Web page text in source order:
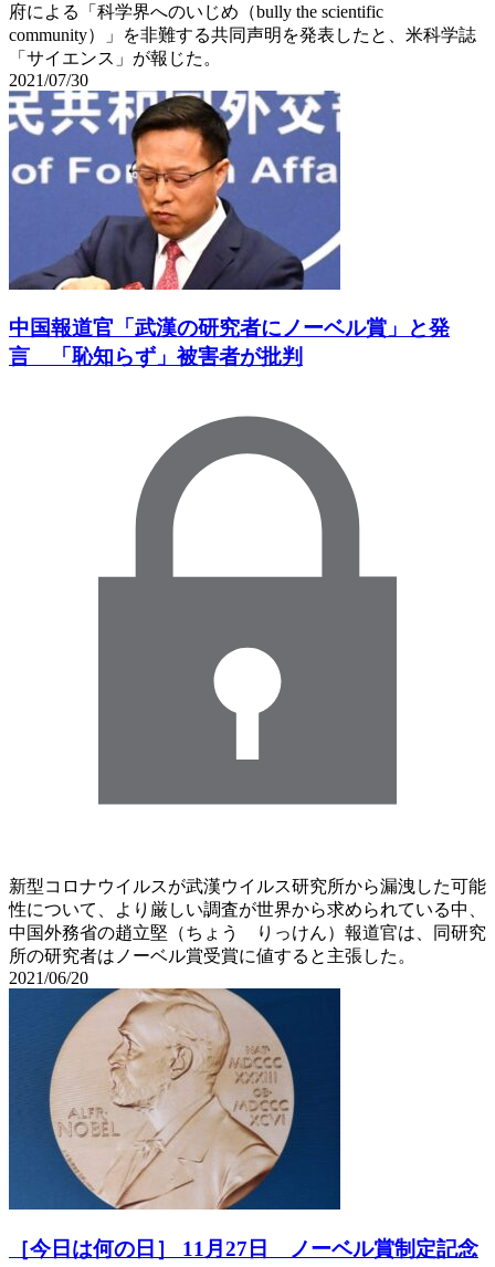
府による「科学界へのいじめ（bully the scientific
community）」を非難する共同声明を発表したと、米科学誌
「サイエンス」が報じた。
2021/07/30
中国報道官「武漢の研究者にノーベル賞」と発
言 「恥知らず」被害者が批判
新型コロナウイルスが武漢ウイルス研究所から漏洩した可能
性について、より厳しい調査が世界から求められている中、
中国外務省の趙立堅（ちょう りっけん）報道官は、同研究
所の研究者はノーベル賞受賞に値すると主張した。
2021/06/20
［今日は何の日］ 11月27日 ノーベル賞制定記念